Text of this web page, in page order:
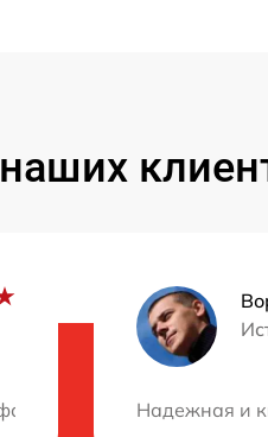
Все
Надежная и